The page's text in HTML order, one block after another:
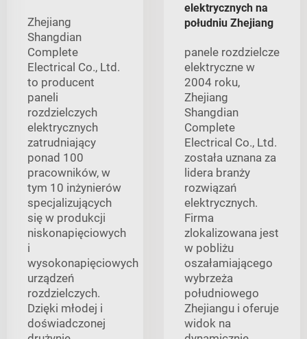
Zhejiang
Shangdian
Complete
Electrical Co., Ltd.
to producent
paneli
rozdzielczych
elektrycznych
zatrudniający
ponad 100
pracowników, w
tym 10 inżynierów
specjalizujących
się w produkcji
niskonapięciowych
i
wysokonapięciowych
urządzeń
rozdzielczych.
Dzięki młodej i
doświadczonej
elektrycznych na
południu Zhejiang
panele rozdzielcze
elektryczne w
2004 roku,
Zhejiang
Shangdian
Complete
Electrical Co., Ltd.
została uznana za
lidera branży
rozwiązań
elektrycznych.
Firma
zlokalizowana jest
w pobliżu
oszałamiającego
wybrzeża
południowego
Zhejiangu i oferuje
widok na